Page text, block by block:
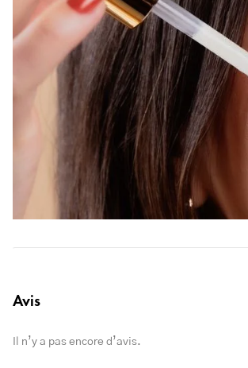
Avis
Il n’y a pas encore d’avis.